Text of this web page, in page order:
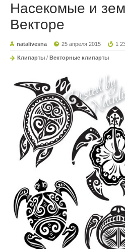
Насекомые и
Векторе
natalivesna 25 апреля 2015 1
Клипарты / Векторные клипарты